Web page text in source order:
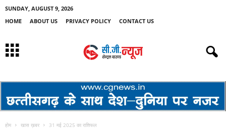
SUNDAY, AUGUST 9, 2026
HOME
ABOUT US PRIVACY POLICY CONTACT US
होम खास ख़बर 31 मई 2025 का राशिफल